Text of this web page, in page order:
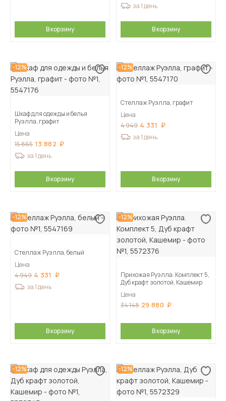
В корзину
за 1 день
В корзину
-12%
Шкаф для одежды и белья
Руэлла, графит
Цена
15 865 13 882
за 1 день
В корзину
-12%
Стеллаж Руэлла, графит
Цена
4 949 4 331
за 1 день
В корзину
-12%
Стеллаж Руэлла, белый
Цена
4 949 4 331
за 1 день
В корзину
-12%
Прихожая Руэлла. Комплект 5,
Дуб крафт золотой, Кашемир
Цена
34 148 29 880
В корзину
-12% -12%